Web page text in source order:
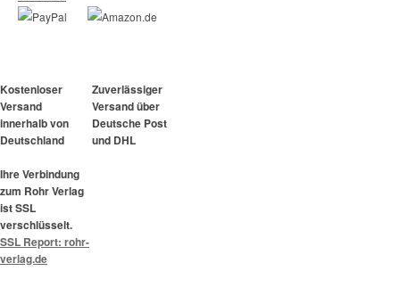
Kostenloser
Versand
innerhalb von
Deutschland
Ihre Verbindung
zum Rohr Verlag
ist SSL
verschlüsselt.
SSL Report: rohr-
verlag.de
Zuverlässiger
Versand über
Deutsche Post
und DHL